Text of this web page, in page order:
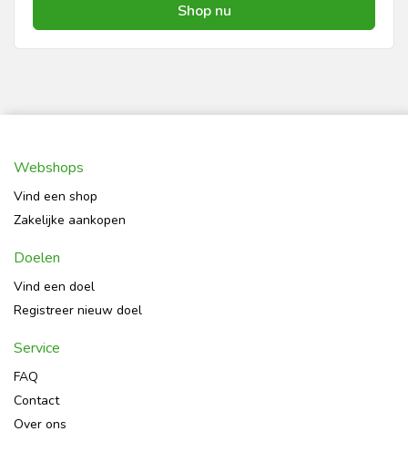
Shop nu
Webshops
Vind een shop
Zakelijke aankopen
Doelen
Vind een doel
Registreer nieuw doel
Service
FAQ
Contact
Over ons